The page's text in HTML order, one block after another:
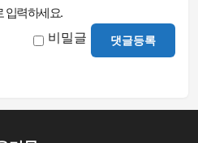
입력하세요.
비밀글 댓글등록